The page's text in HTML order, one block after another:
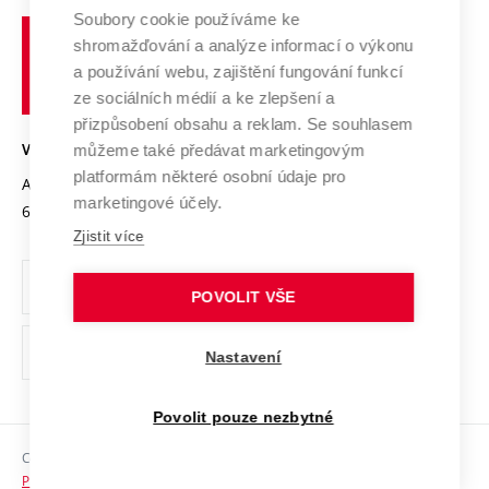
Výzkumné infrastruktury
Transfer znalostí
Open Science
Projekty
Projekty ze strukturálních fondů
Specifický výzkum
Spolupráce se školami
Služby univerzity
Mezinárodní dohody
Univerzitní sítě
Profil univerzity
Udržitelná univerzita
Podnikavá univerzita / ContriBUTe
Bezpečná univerzita
Vyznamenání
Organizační struktura
Ochrana osobních údajů
odkaz)
Sociální bezpečí
učení
technické
VYSOKÉ UČENÍ TECHNICKÉ V BRNĚ
Antonínská 548/1
602 00 Brno
www.vut.cz
vut@vutbr.cz
Copyright © 2026 VUT
Prohlášení o přístupnosti
Soubory cookie používáme ke
shromažďování a analýze informací o výkonu
a používání webu, zajištění fungování funkcí
ze sociálních médií a ke zlepšení a
přizpůsobení obsahu a reklam. Se souhlasem
můžeme také předávat marketingovým
platformám některé osobní údaje pro
marketingové účely.
Zjistit více
POVOLIT VŠE
Nastavení
Povolit pouze nezbytné